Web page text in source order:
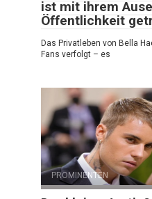
ist mit ihrem
Öffentlichkeit
Das Privatleben von Bella
Fans verfolgt – es
PROMINENTEN